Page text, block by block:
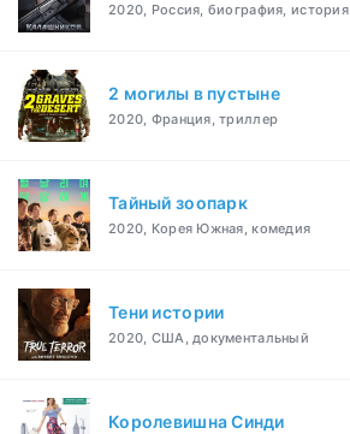
2020, Россия, биография, история
2 могилы в пустыне
2020, Франция, триллер
Тайный зоопарк
2020, Корея Южная, комедия
Тени истории
2020, США, документальный
Королевишна Синди